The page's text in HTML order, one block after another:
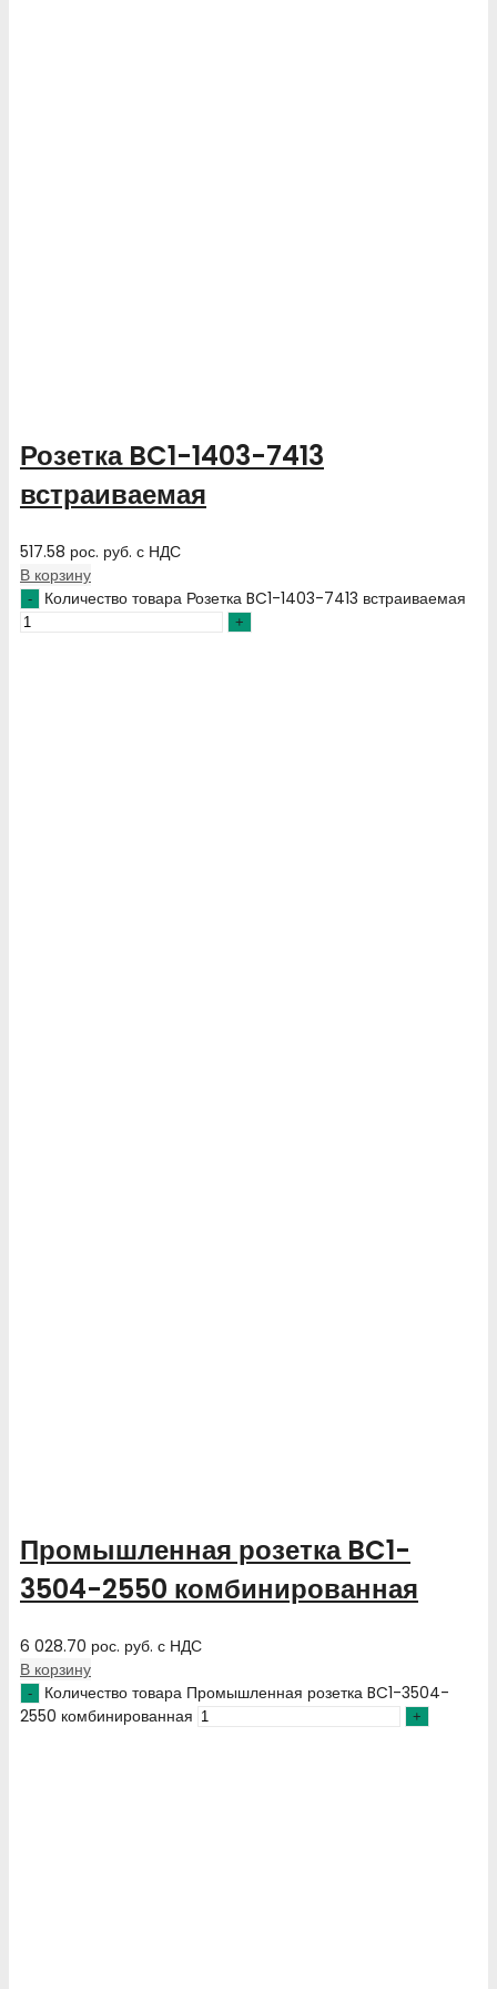
Розетка BC1-1403-7413
встраиваемая
517.58 рос. руб. с НДС
В корзину
Количество товара Розетка BC1-1403-7413 встраиваемая
Промышленная розетка BC1-
3504-2550 комбинированная
6 028.70 рос. руб. с НДС
В корзину
Количество товара Промышленная розетка BC1-3504-
2550 комбинированная